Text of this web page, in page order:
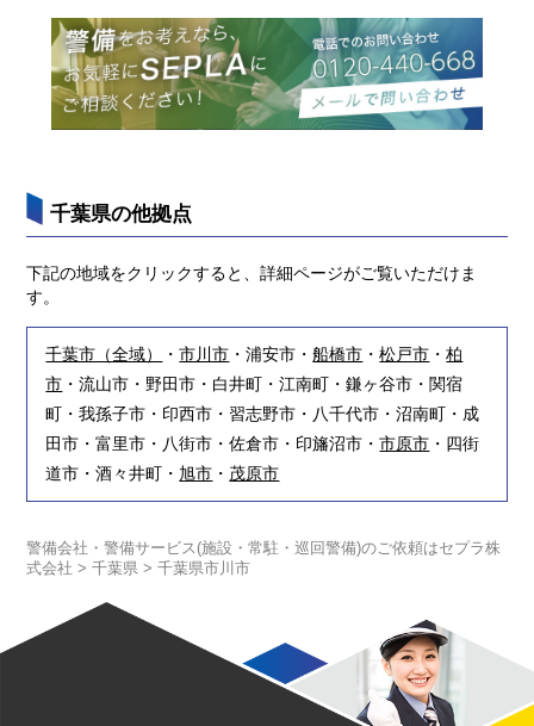
千葉県の他拠点
下記の地域をクリックすると、詳細ページがご覧いただけま
す。
千葉市（全域） ・市川市 ・浦安市・船橋市 ・松戸市 ・柏
市 ・流山市・野田市・白井町・江南町・鎌ヶ谷市・関宿
町・我孫子市・印西市・習志野市・八千代市・沼南町・成
田市・富里市・八街市・佐倉市・印旛沼市・市原市 ・四街
道市・酒々井町・旭市 ・ 茂原市
警備会社・警備サービス(施設・常駐・巡回警備)のご依頼はセプラ株
式会社 >千葉県 >千葉県市川市